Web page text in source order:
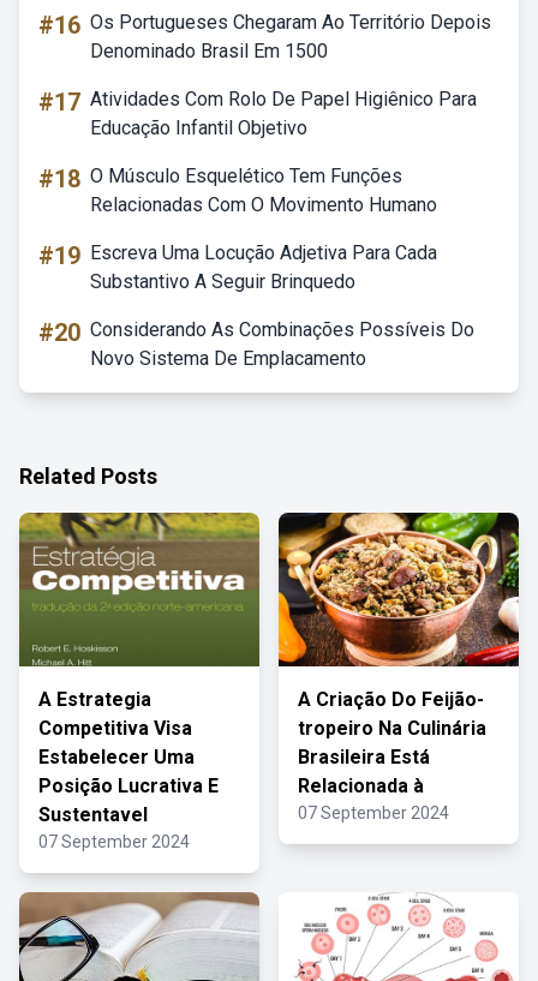
#16 Os Portugueses Chegaram Ao Território Depois
Denominado Brasil Em 1500
#17 Atividades Com Rolo De Papel Higiênico Para
Educação Infantil Objetivo
#18 O Músculo Esquelético Tem Funções
Relacionadas Com O Movimento Humano
#19 Escreva Uma Locução Adjetiva Para Cada
Substantivo A Seguir Brinquedo
#20 Considerando As Combinações Possíveis Do
Novo Sistema De Emplacamento
Related Posts
A Estrategia
Competitiva Visa
Estabelecer Uma
Posição Lucrativa E
Sustentavel
07 September 2024
A Criação Do Feijão-
tropeiro Na Culinária
Brasileira Está
Relacionada à
07 September 2024